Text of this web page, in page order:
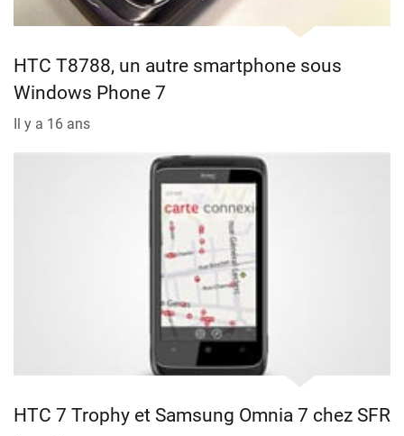
HTC T8788, un autre smartphone sous
Windows Phone 7
Il y a 16 ans
HTC 7 Trophy et Samsung Omnia 7 chez SFR